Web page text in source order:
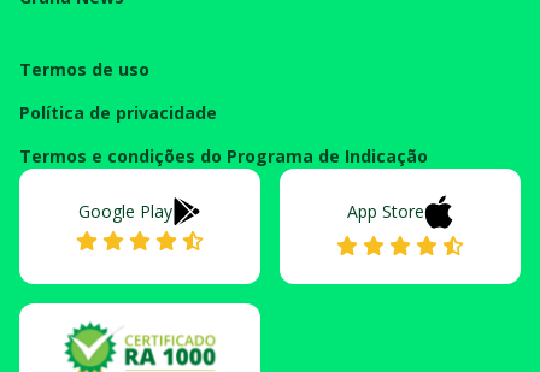
Termos de uso
Política de privacidade
Termos e condições do Programa de Indicação
Google Play App Store